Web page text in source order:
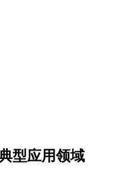
型应用领域